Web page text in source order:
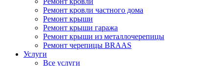
Ремонт кровли частного дома
Ремонт крыши
Ремонт крыши гаража
Ремонт крыши из металлочерепицы
Ремонт черепицы BRAAS
Услуги
Все услуги